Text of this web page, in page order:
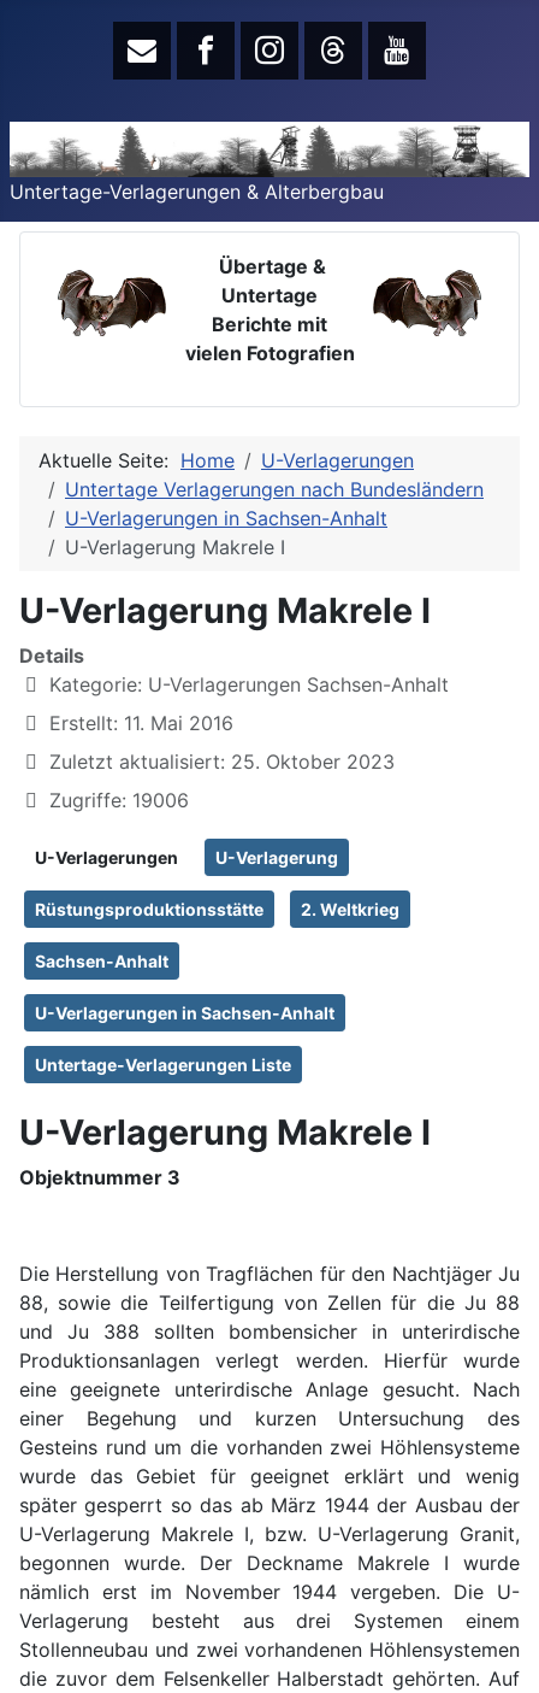
Untertage-Verlagerungen & Alterbergbau
Übertage &
Untertage
Berichte mit
vielen Fotografien
Aktuelle Seite: Home
U-Verlagerungen
Untertage Verlagerungen nach Bundesländern
U-Verlagerungen in Sachsen-Anhalt
U-Verlagerung Makrele I
U-Verlagerung Makrele I
Details
Kategorie: U-Verlagerungen Sachsen-Anhalt
Erstellt: 11. Mai 2016
Zuletzt aktualisiert: 25. Oktober 2023
Zugriffe: 19006
U-Verlagerungen U-Verlagerung
Rüstungsproduktionsstätte 2. Weltkrieg
Sachsen-Anhalt
U-Verlagerungen in Sachsen-Anhalt
Untertage-Verlagerungen Liste
U-Verlagerung Makrele I
Objektnummer 3
Die Herstellung von Tragflächen für den Nachtjäger Ju
88, sowie die Teilfertigung von Zellen für die Ju 88
und Ju 388 sollten bombensicher in unterirdische
Produktionsanlagen verlegt werden. Hierfür wurde
eine geeignete unterirdische Anlage gesucht. Nach
einer Begehung und kurzen Untersuchung des
Gesteins rund um die vorhanden zwei Höhlensysteme
wurde das Gebiet für geeignet erklärt und wenig
später gesperrt so das ab März 1944 der Ausbau der
U-Verlagerung Makrele I, bzw. U-Verlagerung Granit,
begonnen wurde. Der Deckname Makrele I wurde
nämlich erst im November 1944 vergeben. Die U-
Verlagerung besteht aus drei Systemen einem
Stollenneubau und zwei vorhandenen Höhlensystemen
die zuvor dem Felsenkeller Halberstadt gehörten. Auf